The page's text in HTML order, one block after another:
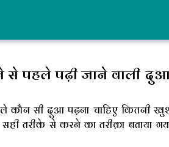
से पहले पढ़ी जाने वाली
सी दुआ पढ़ना चाहिए कितनी
तरीके से करने का तरीक़ा बताया